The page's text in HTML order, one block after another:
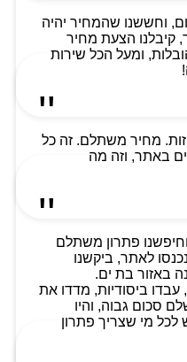
וחששנו שהמחיר יהיה
קיבלנו הצעת מחיר
ומעל הכל שירות
מחיר משתלם. זה כל
באתר, וזה מה
פתרון משתלם
לאתר, ביקשנו
באזור בת ים.
עבדו ביסודיות, מדדו את
סכום גבוה, והיו
מי שצריך פתרון